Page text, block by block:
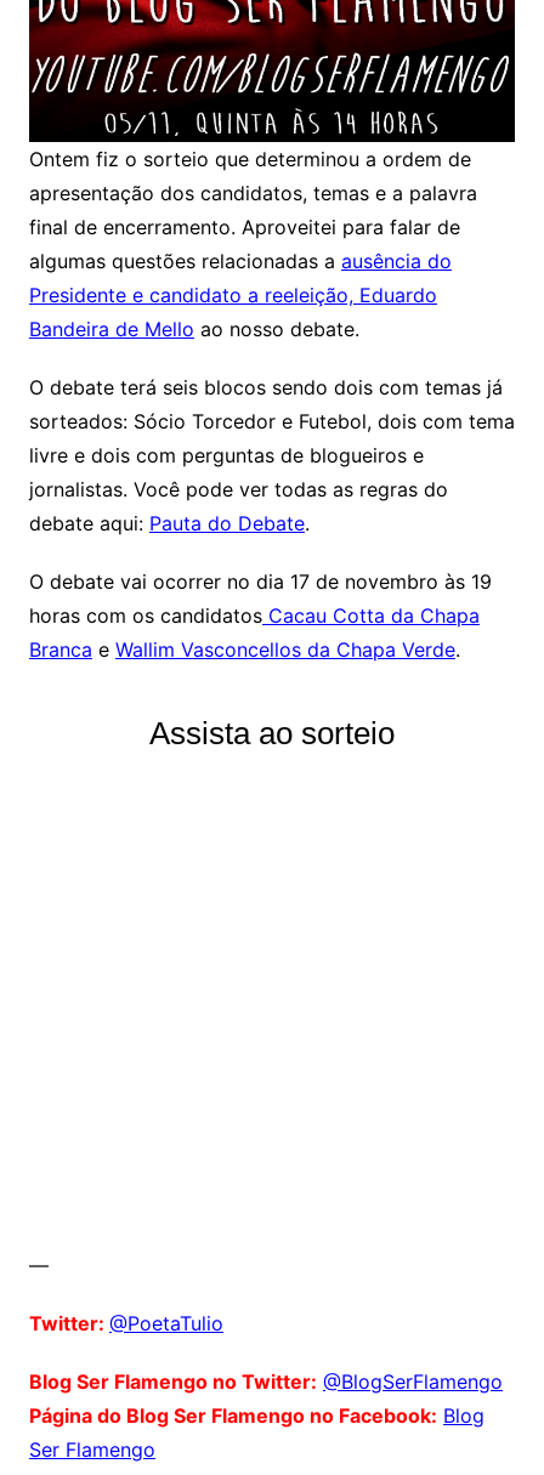
Ontem fiz o sorteio que determinou a ordem de
apresentação dos candidatos, temas e a palavra
final de encerramento. Aproveitei para falar de
algumas questões relacionadas a ausência do
Presidente e candidato a reeleição, Eduardo
Bandeira de Mello ao nosso debate.
O debate terá seis blocos sendo dois com temas já
sorteados: Sócio Torcedor e Futebol, dois com tema
livre e dois com perguntas de blogueiros e
jornalistas. Você pode ver todas as regras do
debate aqui: Pauta do Debate.
O debate vai ocorrer no dia 17 de novembro às 19
horas com os candidatosCacau Cotta da Chapa
Branca e Wallim Vasconcellos da Chapa Verde.
Assista ao sorteio
—
Twitter: @PoetaTulio
Blog Ser Flamengo no Twitter: @BlogSerFlamengo
Página do Blog Ser Flamengo no Facebook: Blog
Ser Flamengo